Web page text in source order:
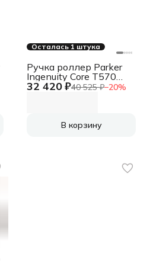
Осталась 1 штука
32 420 ₽40 525 ₽−20%
Ручка роллер Parker
Ingenuity Core T570
(2181996) Black CT F
В корзину